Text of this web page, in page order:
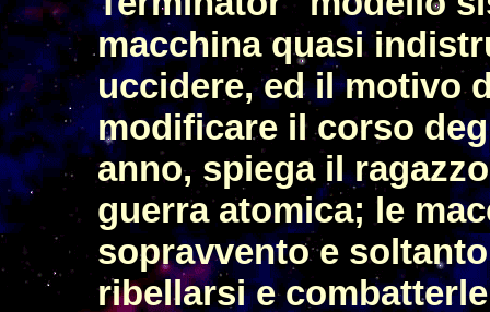
macchina quasi
uccidere, ed il motivo
modificare il corso
anno, spiega il
guerra atomica; le
sopravvento e
ribellarsi e